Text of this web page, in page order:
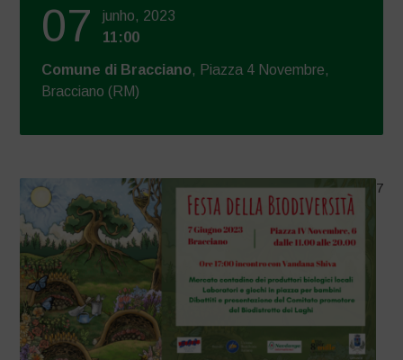
07
junho, 2023
11:00
Comune di Bracciano, Piazza 4 Novembre,
Bracciano (RM)
7